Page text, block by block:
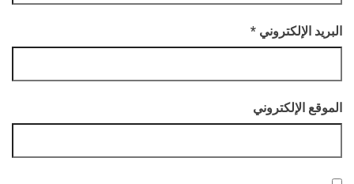
البريد الإلكتروني *
الموقع الإلكتروني